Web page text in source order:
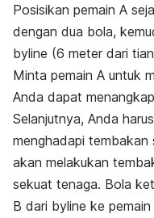
Posisikan pemain A
dengan dua bola,
byline (6 meter dari
Minta pemain A untuk
Anda dapat
Selanjutnya, Anda
menghadapi tembakan
akan melakukan
sekuat tenaga. Bola
B dari byline ke